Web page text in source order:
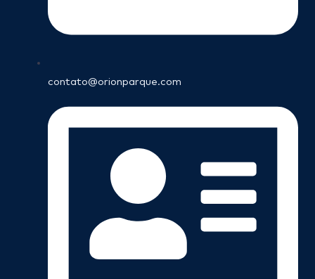
contato@orionparque.com